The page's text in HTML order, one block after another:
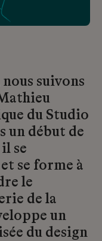
suivons
du Studio
un début de
se
se forme à
le
de la
un
du design